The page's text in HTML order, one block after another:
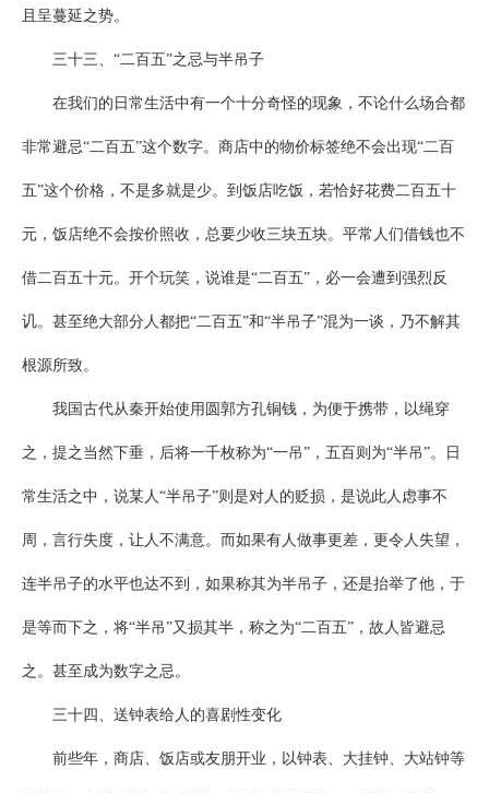
且呈蔓延之势。
三十三、“二百五”之忌与半吊子
在我们的日常生活中有一个十分奇怪的现象，不论什么场合都
非常避忌“二百五”这个数字。商店中的物价标签绝不会出现“二百
五”这个价格，不是多就是少。到饭店吃饭，若恰好花费二百五十
元，饭店绝不会按价照收，总要少收三块五块。平常人们借钱也不
借二百五十元。开个玩笑，说谁是“二百五”，必一会遭到强烈反
讥。甚至绝大部分人都把“二百五”和“半吊子”混为一谈，乃不解其
根源所致。
我国古代从秦开始使用圆郭方孔铜钱，为便于携带，以绳穿
之，提之当然下垂，后将一千枚称为“一吊”，五百则为“半吊”。日
常生活之中，说某人“半吊子”则是对人的贬损，是说此人虑事不
周，言行失度，让人不满意。而如果有人做事更差，更令人失望，
连半吊子的水平也达不到，如果称其为半吊子，还是抬举了他，于
是等而下之，将“半吊”又损其半，称之为“二百五”，故人皆避忌
之。甚至成为数字之忌。
三十四、送钟表给人的喜剧性变化
前些年，商店、饭店或友朋开业，以钟表、大挂钟、大站钟等